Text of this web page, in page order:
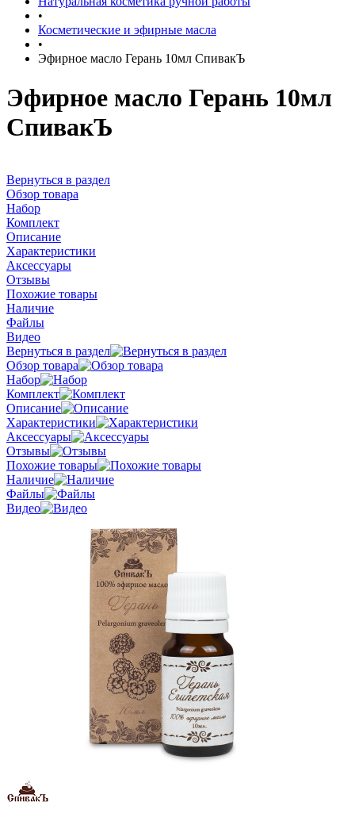
•
Косметические и эфирные масла
•
Эфирное масло Герань 10мл СпивакЪ
Эфирное масло Герань 10мл
СпивакЪ
Вернуться в раздел
Обзор товара
Набор
Комплект
Описание
Характеристики
Аксессуары
Отзывы
Похожие товары
Наличие
Файлы
Видео
Вернуться в раздел
Обзор товара
Набор
Комплект
Описание
Характеристики
Аксессуары
Отзывы
Похожие товары
Наличие
Файлы
Видео